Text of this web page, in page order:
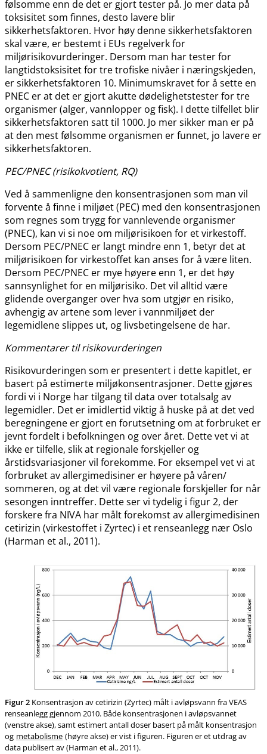
følsomme enn de det er gjort tester på. Jo mer data på
toksisitet som finnes, desto lavere blir
sikkerhetsfaktoren. Hvor høy denne sikkerhetsfaktoren
skal være, er bestemt i EUs regelverk for
miljørisikovurderinger. Dersom man har tester for
langtidstoksisitet for tre trofiske nivåer i næringskjeden,
er sikkerhetsfaktoren 10. Minimumskravet for å sette en
PNEC er at det er gjort akutte dødelighetstester for tre
organismer (alger, vannlopper og fisk). I dette tilfellet blir
sikkerhetsfaktoren satt til 1000. Jo mer sikker man er på
at den mest følsomme organismen er funnet, jo lavere er
sikkerhetsfaktoren.
PEC​/​PNEC (risikokvotient, RQ)
Ved å sammenligne den konsentrasjonen som man vil
forvente å finne i miljøet (PEC) med den konsentrasjonen
som regnes som trygg for vannlevende organismer
(PNEC), kan vi si noe om miljørisikoen for et virkestoff.
Dersom PEC​​/​​PNEC er langt mindre enn 1, betyr det at
miljørisikoen for virkestoffet kan anses for å være liten.
Dersom PEC​​/​​PNEC er mye høyere enn 1, er det høy
sannsynlighet for en miljørisiko. Det vil alltid være
glidende overganger over hva som utgjør en risiko,
avhengig av artene som lever i vannmiljøet der
legemidlene slippes ut, og livsbetingelsene de har.
Kommentarer til risikovurderingen
Risikovurderingen som er presentert i dette kapitlet, er
basert på estimerte miljøkonsentrasjoner. Dette gjøres
fordi vi i Norge har tilgang til data over totalsalg av
legemidler. Det er imidlertid viktig å huske på at det ved
beregningene er gjort en forutsetning om at forbruket er
jevnt fordelt i befolkningen og over året. Dette vet vi at
ikke er tilfelle, slik at regionale forskjeller og
årstidsvariasjoner vil forekomme. For eksempel vet vi at
forbruket av allergimedisiner er høyere på våren​​/​​
sommeren, og at det vil være regionale forskjeller for når
sesongen inntreffer. Dette ser vi tydelig i figur 2, der
forskere fra NIVA har målt forekomst av allergimedisinen
cetirizin (virkestoffet i Zyrtec) i et renseanlegg nær Oslo
(Harman et al., 2011).
Figur 2 Konsentrasjon av cetirizin (Zyrtec) målt i avløpsvann fra VEAS
renseanlegg gjennom 2010. Både konsentrasjonen i avløpsvannet
(venstre akse), samt estimert antall doser basert på målt konsentrasjon
og metabolisme (høyre akse) er vist i figuren. Figuren er et utdrag av
data publisert av (Harman et al., 2011).